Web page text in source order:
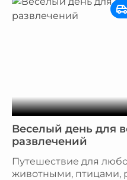
Веселый день для
развлечений
Путешествие для
животными, птицами,